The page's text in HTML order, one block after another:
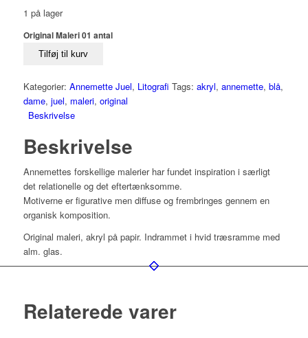
1 på lager
Original Maleri 01 antal
Tilføj til kurv
Kategorier: Annemette Juel, Litografi Tags: akryl, annemette, blå,
dame, juel, maleri, original
Beskrivelse
Beskrivelse
Annemettes forskellige malerier har fundet inspiration i særligt
det relationelle og det eftertænksomme.
Motiverne er figurative men diffuse og frembringes gennem en
organisk komposition.
Original maleri, akryl på papir. Indrammet i hvid træsramme med
alm. glas.
Relaterede varer